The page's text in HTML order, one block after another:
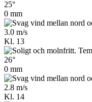
25°
0 mm
3.0 m/s
Kl. 13
26°
0 mm
2.8 m/s
Kl. 14